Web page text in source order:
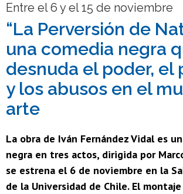
Académicas/os
Funcionarias/os
Egresadas/os
Entre el 6 y el 15 de noviembre
“La Perversión de
una comedia negra
desnuda el poder, el
y los abusos en el
arte
La obra de Iván Fernández Vidal es
negra en tres actos, dirigida por
se estrena el 6 de noviembre en la
de la Universidad de Chile. El